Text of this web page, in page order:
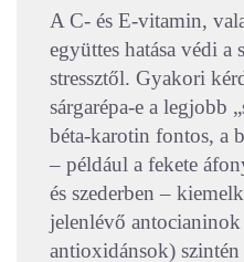
A C- és E-vitamin,
együttes hatása védi a
stressztől. Gyakori
sárgarépa-e a legjobb
béta-karotin fontos, a
– például a fekete
és szederben –
jelenlévő
antioxidánsok)